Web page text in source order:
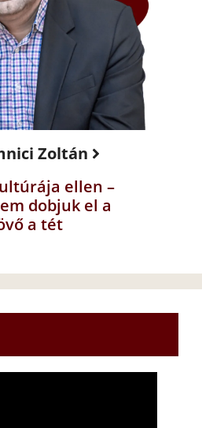
Zoltán
ellen –
dobjuk el a
a tét